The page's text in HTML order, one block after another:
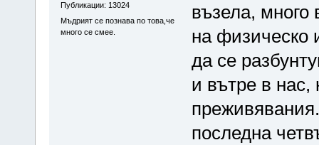
Публикации: 13024
Мъдрият се познава по това,че
много се смее.
възела,
на физическо
да се
и вътре в нас,
последна